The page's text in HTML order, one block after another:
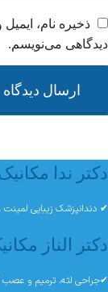
ذخیره نام،
دیدگاهی می‌نویسم.
دکتر ندا مکانیک (با 18 سال
✔ دندانپزشک زیبایی لمینت
دکتر الناز
✔جراحی لثه، ترمیم و